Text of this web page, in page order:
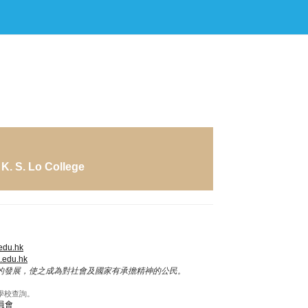
S. Lo College
展，使之成為對社會及國家有承擔精神的公民。
查詢。
會